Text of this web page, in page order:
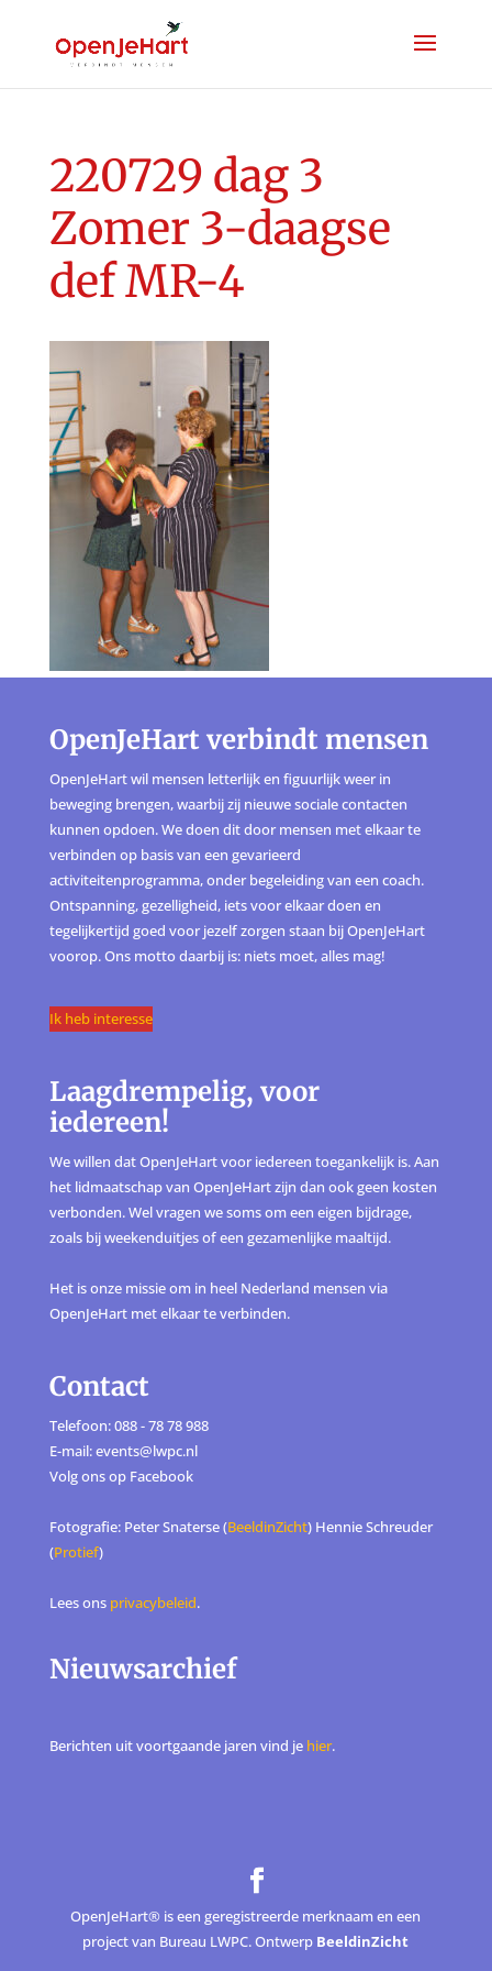
220729 dag 3
Zomer 3-daagse
def MR-4
OpenJeHart verbindt mensen
OpenJeHart wil mensen letterlijk en figuurlijk weer in
beweging brengen, waarbij zij nieuwe sociale contacten
kunnen opdoen. We doen dit door mensen met elkaar te
verbinden op basis van een gevarieerd
activiteitenprogramma, onder begeleiding van een coach.
Ontspanning, gezelligheid, iets voor elkaar doen en
tegelijkertijd goed voor jezelf zorgen staan bij OpenJeHart
voorop. Ons motto daarbij is: niets moet, alles mag!
Ik heb interesse
Laagdrempelig, voor
iedereen!
We willen dat OpenJeHart voor iedereen toegankelijk is. Aan
het lidmaatschap van OpenJeHart zijn dan ook geen kosten
verbonden. Wel vragen we soms om een eigen bijdrage,
zoals bij weekenduitjes of een gezamenlijke maaltijd.
Het is onze missie om in heel Nederland mensen via
OpenJeHart met elkaar te verbinden.
Contact
Telefoon: 088 - 78 78 988
E-mail: events@lwpc.nl
Volg ons op Facebook
Fotografie: Peter Snaterse (BeeldinZicht) Hennie Schreuder
(Protief)
Lees ons privacybeleid.
Nieuwsarchief
Berichten uit voortgaande jaren vind je hier.
OpenJeHart® is een geregistreerde merknaam en een
project van Bureau LWPC. Ontwerp BeeldinZicht